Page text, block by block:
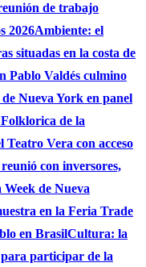
de trabajo
2026Ambiente: el
situadas en la costa de
Pablo Valdés culmino
Nueva York en panel
de la
Vera con acceso
con inversores,
de Nueva
en la Feria Trade
en BrasilCultura: la
participar de la